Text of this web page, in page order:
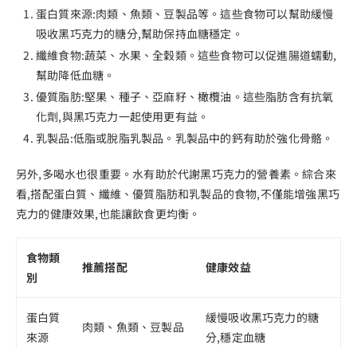
蛋白質來源:肉類、魚類、豆製品等。這些食物可以幫助緩慢
吸收黑巧克力的糖分,幫助保持血糖穩定。
纖維食物:蔬菜、水果、全穀類。這些食物可以促進腸道蠕動,
幫助降低血糖。
優質脂肪:堅果、種子、亞麻籽、橄欖油。這些脂肪含有抗氧
化劑,與黑巧克力一起使用更有益。
乳製品:低脂或脫脂乳製品。乳製品中的鈣有助於強化骨骼。
另外,多喝水也很重要。水有助於代謝黑巧克力的營養素。綜合來
看,搭配蛋白質、纖維、優質脂肪和乳製品的食物,不僅能增強黑巧
克力的健康效果,也能讓飲食更均衡。
食物類
別
推薦搭配 健康效益
蛋白質
來源
肉類、魚類、豆製品
緩慢吸收黑巧克力的糖
分,穩定血糖